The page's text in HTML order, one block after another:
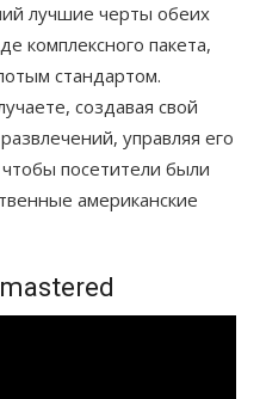
лучшие черты обеих
комплексного пакета,
стандартом.
создавая свой
управляя его
посетители были
американские